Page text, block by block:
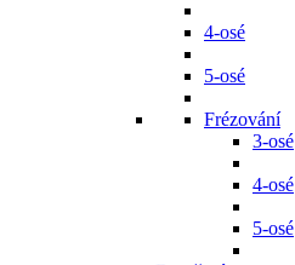
4-osé
5-osé
Frézování
3-osé
4-osé
5-osé